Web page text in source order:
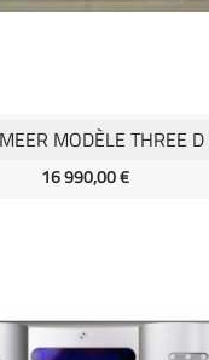
MODÈLE THREE D
Prix
16 990,00 €